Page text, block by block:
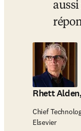
Rhett
Chief
Elsevier